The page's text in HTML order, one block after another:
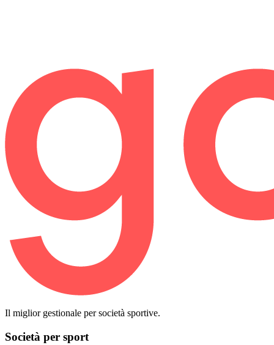
Il miglior gestionale per società sportive.
Società per sport